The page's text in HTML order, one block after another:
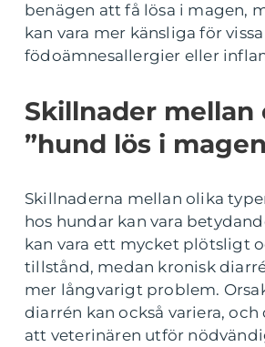
benägen att få lösa i magen,
kan vara mer känsliga för
födoämnesallergier eller
Skillnader mellan
”hund lös i
Skillnaderna mellan olika
hos hundar kan vara
kan vara ett mycket plötsligt
tillstånd, medan kronisk
mer långvarigt problem.
diarrén kan också variera,
att veterinären utför